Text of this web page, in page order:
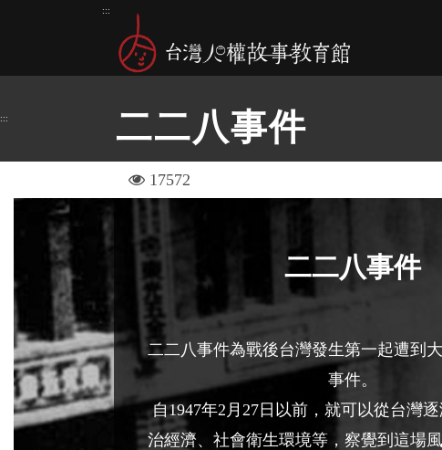
要
容
:::
::: 二二八事件
visit
17572
二二八事件
二二八事件為戰後台灣發生第一起遭到
事件。
自1947年2月27日以前，就可以從台灣
治經濟、社會衛生環境等，察覺到這場